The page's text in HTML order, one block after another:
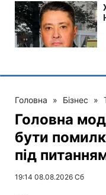
Головна » Бізнес »
Головна
бути
під
19:14 08.08.2026 Сб